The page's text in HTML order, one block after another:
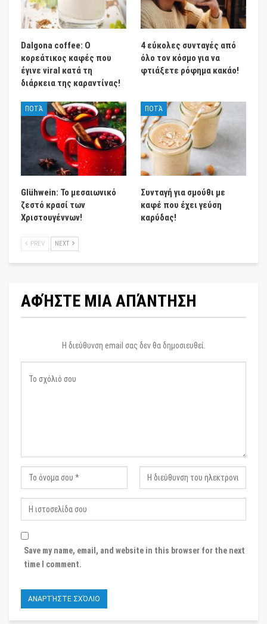
Dalgona coffee: Ο
κορεάτικος καφές που
έγινε viral κατά τη
διάρκεια της καραντίνας!
4 εύκολες συνταγές από
όλο τον κόσμο για να
φτιάξετε ρόφημα κακάο!
ΠΟΤΆ
Glühwein: Το μεσαιωνικό
ζεστό κρασί των
Χριστουγέννων!
ΠΟΤΆ
Συνταγή για σμούθι με
καφέ που έχει γεύση
καρύδας!
PREV NEXT
ΑΦΉΣΤΕ ΜΙΑ ΑΠΆΝΤΗΣΗ
Η διεύθυνση email σας δεν θα δημοσιευθεί.
Save my name, email, and website in this browser for the next
time I comment.